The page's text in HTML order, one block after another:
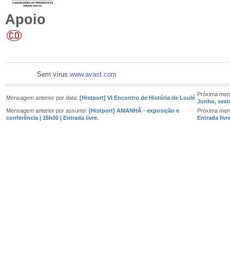
Apoio
Sem vírus. www.avast.com
Mensagem anterior por data: [Histport] VI Encontro de História de Loulé
Próxima
Junho,
Mensagem anterior por assunto: [Histport] AMANHÃ - exposição e
conferência | 15h00 | Entrada livre.
Próxima
Entrada